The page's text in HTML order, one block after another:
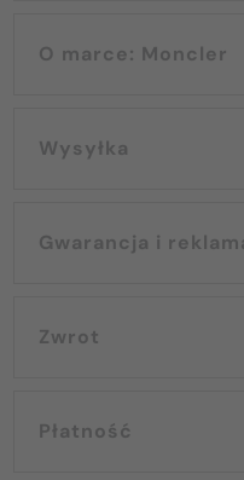
O marce: Moncler
Wysyłka
Gwarancja i
Zwrot
Płatność